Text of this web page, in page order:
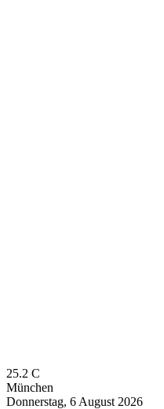
25.2 C
München
Donnerstag, 6 August 2026